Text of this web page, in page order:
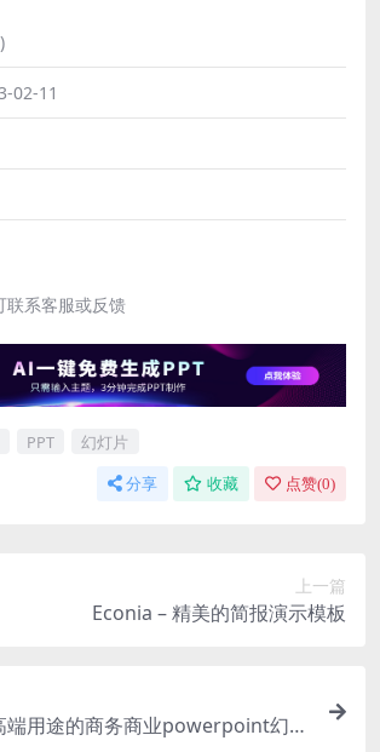
02-11
联系客服或反馈
PPT 幻灯片
分享 收藏 点赞(0)
上一篇
Econia – 精美的简报演示模板
端用途的商务商业powerpoint幻灯